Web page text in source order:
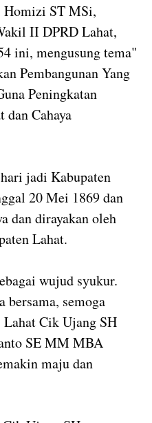
Homizi ST MSi,
II DPRD Lahat,
ini, mengusung tema"
Pembangunan Yang
Peningkatan
dan Cahaya
jadi Kabupaten
20 Mei 1869 dan
dan dirayakan oleh
Lahat.
wujud syukur.
bersama, semoga
Cik Ujang SH
SE MM MBA
maju dan